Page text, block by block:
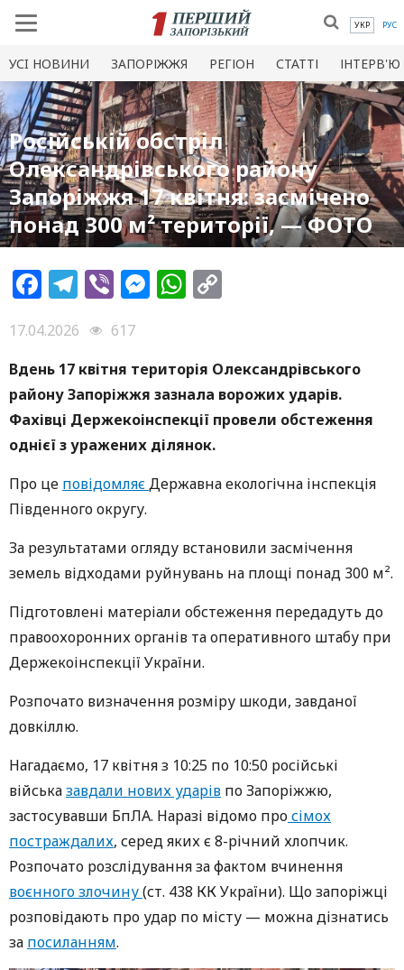
УКР РУС
УСI НОВИНИ ЗАПОРІЖЖЯ РЕГІОН СТАТТІ ІНТЕРВ'Ю
Російській обстріл
Олександрівського району
Запоріжжя 17 квітня: засмічено
понад 300 м² території, — ФОТО
Facebook
Telegram
ViberMessenger
WhatsApp
17.04.2026
617
Вдень 17 квітня територія Олександрівського
району Запоріжжя зазнала ворожих ударів.
Фахівці Держекоінспекції провели обстеження
однієї з уражених ділянок.
Про це повідомляєДержавна екологічна інспекція
Південного округу.
За результатами огляду встановили засмічення
земель відходами руйнувань на площі понад 300 м².
Підготовлені матеріали обстеження передадуть до
правоохоронних органів та оперативного штабу при
Держекоінспекції України.
Розпочато визначення розміру шкоди, завданої
довкіллю.
Нагадаємо, 17 квітня з 10:25 по 10:50 російські
військазавдали нових ударів по Запоріжжю,
застосувавши БпЛА. Наразі відомо просімох
постраждалих, серед яких є 8-річний хлопчик.
Розпочато розслідування за фактом вчинення
воєнного злочину(ст. 438 КК України). Що запоріжці
розповідають про удар по місту — можна дізнатись
за посиланням.